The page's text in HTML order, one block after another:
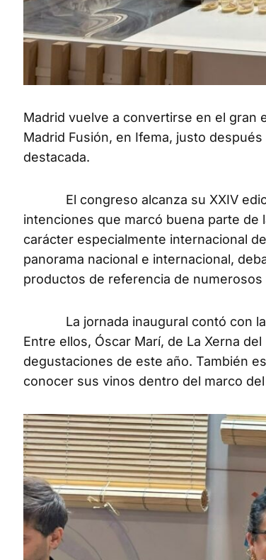
Madrid vuelve a convertirse en el gran
Madrid Fusión, en Ifema, justo
destacada.
El congreso alcanza su XXIV
intenciones que marcó buena parte de
carácter especialmente internacional
panorama nacional e internacional,
productos de referencia de
La jornada inaugural contó con la
Entre ellos, Óscar Marí, de La Xerna
degustaciones de este año. También
conocer sus vinos dentro del marco